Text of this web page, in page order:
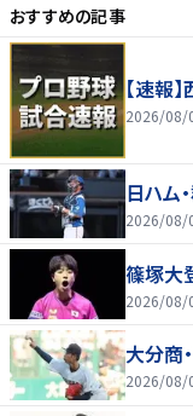
おすすめの記事
【速報
2026/08/
日ハム
2026/08/
篠塚大
2026/08/
大分商
2026/08/